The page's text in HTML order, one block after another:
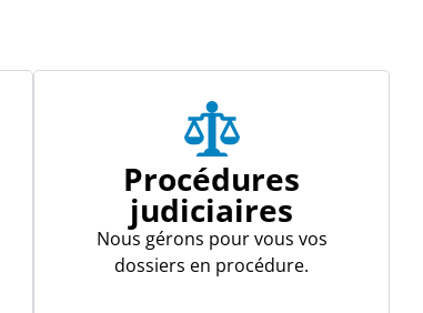
Procédures
judiciaires
Nous gérons pour vous vos
dossiers en procédure.